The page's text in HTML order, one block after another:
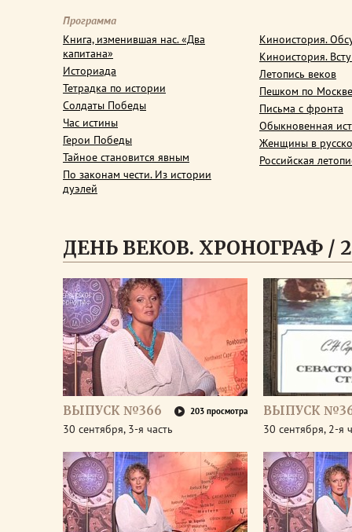
Программа
Книга, изменившая нас. «Два
капитана»
Историада
Тетрадка по истории
Солдаты Победы
Час истины
Герои Победы
Тайное становится явным
По законам чести. Из истории
дуэлей
Киноистория.
Киноистория.
Летопись веков
Пешком по Москве
Письма с фронта
Обыкновенная
Женщины в
Российская
ДЕНЬ ВЕКОВ. ХРОНОГРАФ /
ВЫПУСК №366 203 просмотра
30 сентября, 3-я часть
ВЫПУСК
30 сентября, 2-я